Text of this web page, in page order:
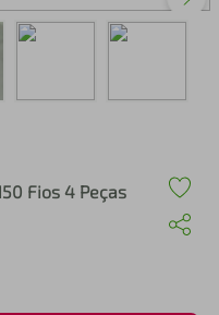
Fios 4 Peças